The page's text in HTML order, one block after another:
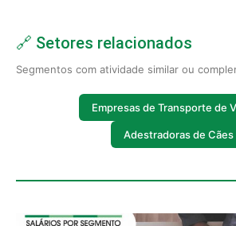
🔗 Setores relacionados
Segmentos com atividade similar ou
Empresas de Transporte de
Adestradoras de Cães